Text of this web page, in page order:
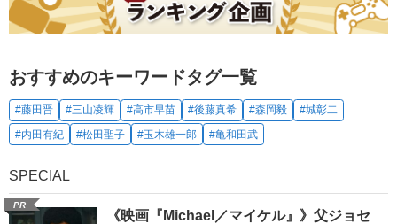
おすすめのキーワードタグ一覧
#藤田晋 #三山凌輝 #高市早苗 #後藤真希 #森岡毅
#城彰二
#内田有紀
#松田聖子 #玉木雄一郎 #亀和田武
SPECIAL
PR
《映画『Michael／マイケル』》父ジョセ